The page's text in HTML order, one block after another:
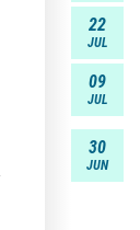
22
JUL
09
JUL
30
JUN